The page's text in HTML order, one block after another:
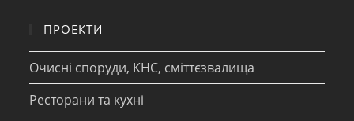
ПРОЕКТИ
Очисні споруди, КНС, сміттєзвалища
Ресторани та кухні